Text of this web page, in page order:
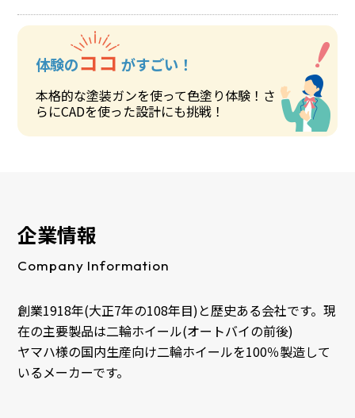
体験のココ がすごい！
本格的な塗装ガンを使って色塗り体験！さ
らにCADを使った設計にも挑戦！
企業情報
Company Information
創業1918年(大正7年の108年目)と歴史ある会社です。現
在の主要製品は二輪ホイール(オートバイの前後)
ヤマハ様の国内生産向け二輪ホイールを100％製造して
いるメーカーです。